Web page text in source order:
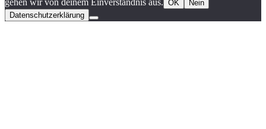
OK
Nein
Datenschutzerklärung